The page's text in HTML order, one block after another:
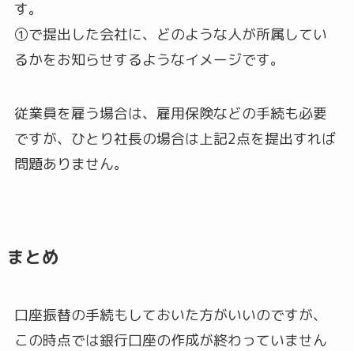
す。
①で提出した会社に、どのような人が所属してい
るかをお知らせするようなイメージです。
従業員を雇う場合は、雇用保険などの手続も必要
ですが、ひとり社長の場合は上記2点を提出すれば
問題ありません。
まとめ
口座振替の手続もしておいた方がいいのですが、
この時点では銀行口座の作成が終わっていません